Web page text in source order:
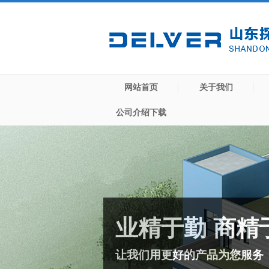
网站首页 关于我们
公司介绍下载
业精于勤 商精
让我们用更好的产品为您服务